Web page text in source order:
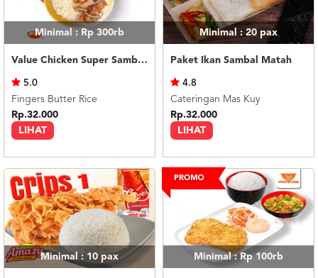
Minimal : Rp 300rb
Value Chicken Super Sambal (Nasi Putih) - Tanpa Telur
LIHAT
5.0
Fingers Butter Rice
Rp.32.000
Minimal : 20pax
Paket Ikan Sambal Matah
LIHAT
4.8
Cateringan Mas Kuy
Rp.32.000
Minimal : 10 pax Minimal : Rp 100rb